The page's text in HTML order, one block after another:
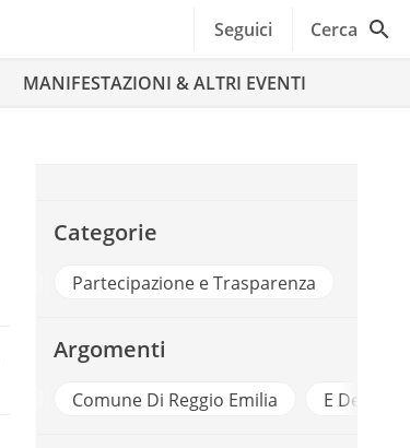
Seguici Cerca
MANIFESTAZIONI & ALTRI EVENTI
Categorie
Partecipazione e Trasparenza
Argomenti
Comune Di Reggio Emilia E Democracy